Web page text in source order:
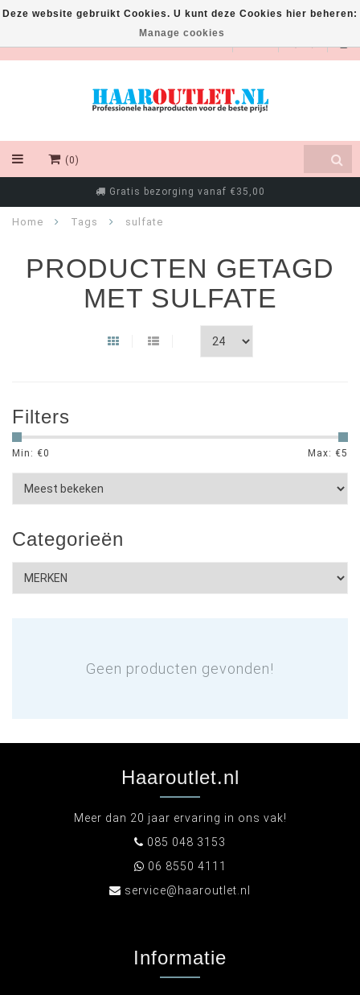
EUR
(0)
Gratis bezorging vanaf €35,00
Home Tags sulfate
PRODUCTEN GETAGD
MET SULFATE
Filters
Min: €0 Max: €5
Categorieën
Geen producten gevonden!
Deze website gebruikt Cookies. U kunt deze Cookies hier beheren:
Manage cookies
Haaroutlet.nl
Meer dan 20 jaar ervaring in ons vak!
085 048 3153
06 8550 4111
service@haaroutlet.nl
Informatie